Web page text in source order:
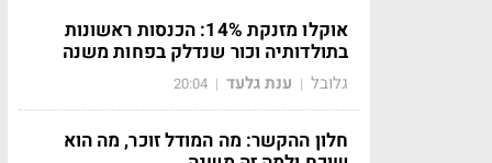
אוקלו מזנקת 14%: הכנסות ראשונות
בתולדותיה וכור שנדלק בפחות משנה
גלובל | ענת גלעד |
20:04
חלון ההקשר: מה המודל זוכר, מה הוא